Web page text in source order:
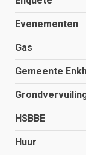
Evenementen
Gas
Gemeente
HSBBE
Huur